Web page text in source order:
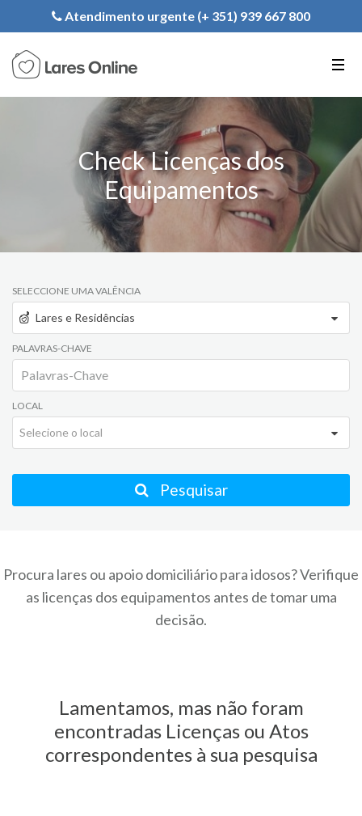
Registe a sua Instituição
Atendimento urgente (+ 351) 939 667 800
Check Licenças dos
Equipamentos
SELECCIONE UMA VALÊNCIA
Lares e Residências
PALAVRAS-CHAVE
LOCAL
Selecione o local
Pesquisar
Procura lares ou apoio domiciliário para idosos? Verifique
as licenças dos equipamentos antes de tomar uma
decisão.
Lamentamos, mas não foram
encontradas Licenças ou Atos
correspondentes à sua pesquisa